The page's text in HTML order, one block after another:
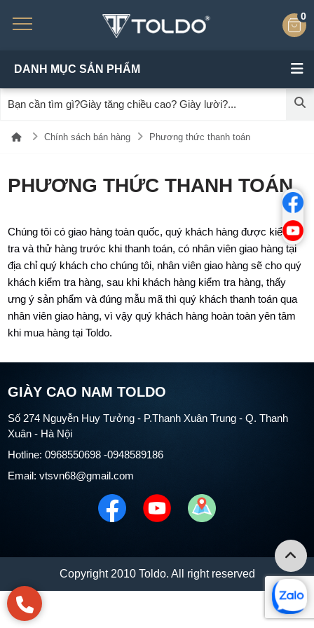
0
DANH MỤC SẢN PHẨM
Chính sách bán hàng Phương thức thanh toán
PHƯƠNG THỨC THANH TOÁN
Chúng tôi có giao hàng toàn quốc, quý khách hàng được kiểm
tra và thử hàng trước khi thanh toán, có nhân viên giao hàng tại
địa chỉ quý khách cho chúng tôi, nhân viên giao hàng sẽ cho quý
khách kiểm tra hàng, sau khi khách hàng kiểm tra hàng, thấy
ưng ý sản phẩm và đúng mẫu mã thì quý khách thanh toán qua
nhân viên giao hàng, vì vậy quý khách hàng hoàn toàn yên tâm
khi mua hàng tại Toldo.
GIÀY CAO NAM TOLDO
Số 274 Nguyễn Huy Tưởng - P.Thanh Xuân Trung - Q. Thanh
Xuân - Hà Nội
Hotline: 0968550698 -0948589186
Email: vtsvn68@gmail.com
Copyright 2010 Toldo. All right reserved